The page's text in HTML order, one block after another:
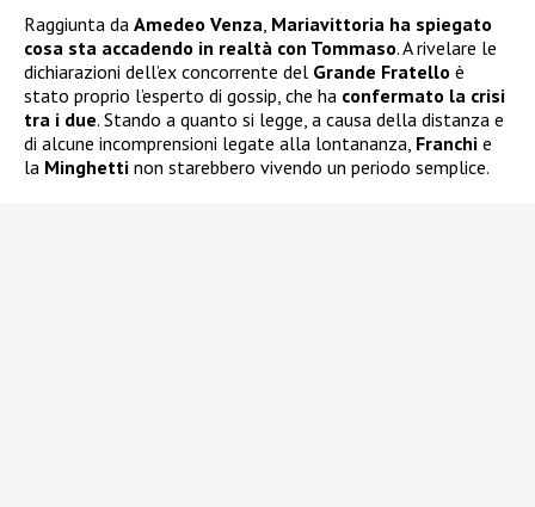
Raggiunta da Amedeo Venza Mariavittoria ha spiegato
cosa sta accadendo in realtà con Tommaso. A rivelare le
dichiarazioni dell’ex concorrente del Grande Fratello è
stato proprio l’esperto di gossip, che ha confermato la crisi
tra i due. Stando a quanto si legge, a causa della distanza e
di alcune incomprensioni legate alla lontananza, Franchi e
la Minghetti non starebbero vivendo un periodo semplice.